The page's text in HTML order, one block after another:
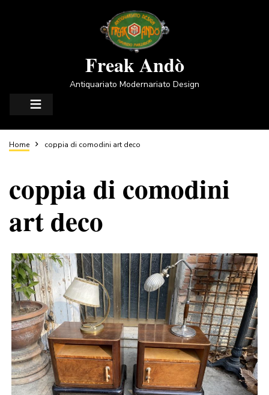
Freak Andò
Antiquariato Modernariato Design
Briciole
di
pane
Home coppia di comodini art deco
coppia di comodini
art deco